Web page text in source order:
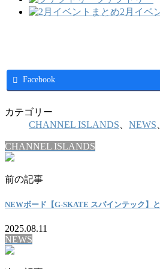
2月イベ
Facebook
カテゴリー
CHANNEL ISLANDS
NEWS
CHANNEL ISLANDS
前の記事
NEWボード【G-SKATE スパインテック】
2025.08.11
NEWS